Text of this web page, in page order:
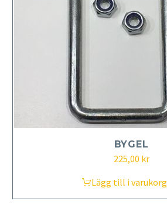
BYGEL
225,00 kr
Lägg till i varukorg